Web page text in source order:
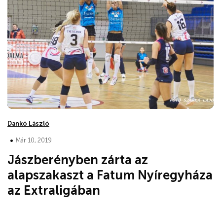
Dankó László
• Már 10, 2019
Jászberényben zárta az
alapszakaszt a Fatum Nyíregyháza
az Extraligában